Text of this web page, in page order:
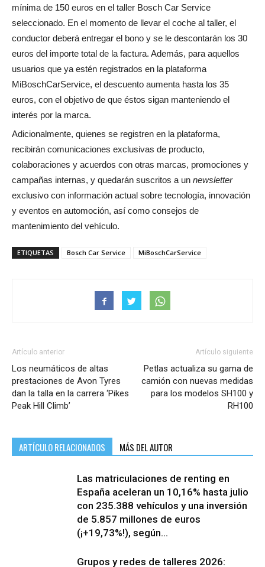
mínima de 150 euros en el taller Bosch Car Service
seleccionado. En el momento de llevar el coche al taller, el
conductor deberá entregar el bono y se le descontarán los 30
euros del importe total de la factura. Además, para aquellos
usuarios que ya estén registrados en la plataforma
MiBoschCarService, el descuento aumenta hasta los 35
euros, con el objetivo de que éstos sigan manteniendo el
interés por la marca.
Adicionalmente, quienes se registren en la plataforma,
recibirán comunicaciones exclusivas de producto,
colaboraciones y acuerdos con otras marcas, promociones y
campañas internas, y quedarán suscritos a un newsletter
exclusivo con información actual sobre tecnología, innovación
y eventos en automoción, así como consejos de
mantenimiento del vehículo.
ETIQUETAS Bosch Car Service MiBoschCarService
Artículo anterior
Los neumáticos de altas
prestaciones de Avon Tyres
dan la talla en la carrera ‘Pikes
Peak Hill Climb’
Artículo siguiente
Petlas actualiza su gama de
camión con nuevas medidas
para los modelos SH100 y
RH100
ARTÍCULO RELACIONADOS MÁS DEL AUTOR
Las matriculaciones de renting en
España aceleran un 10,16% hasta julio
con 235.388 vehículos y una inversión
de 5.857 millones de euros
(¡+19,73%!), según...
Grupos y redes de talleres 2026: